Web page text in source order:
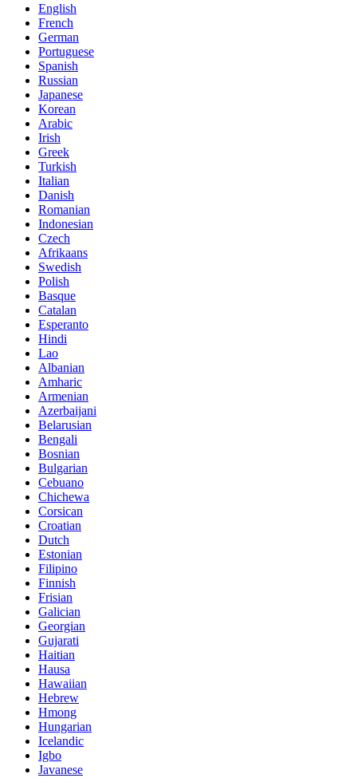
English
French
German
Portuguese
Spanish
Russian
Japanese
Korean
Arabic
Irish
Greek
Turkish
Italian
Danish
Romanian
Indonesian
Czech
Afrikaans
Swedish
Polish
Basque
Catalan
Esperanto
Hindi
Lao
Albanian
Amharic
Armenian
Azerbaijani
Belarusian
Bengali
Bosnian
Bulgarian
Cebuano
Chichewa
Corsican
Croatian
Dutch
Estonian
Filipino
Finnish
Frisian
Galician
Georgian
Gujarati
Haitian
Hausa
Hawaiian
Hebrew
Hmong
Hungarian
Icelandic
Igbo
Javanese